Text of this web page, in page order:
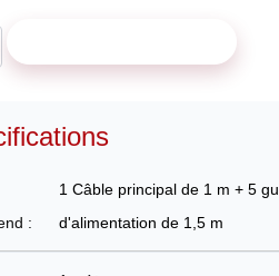
:
1 Câble principal de 1 m + 5
d'alimentation de 1,5 m